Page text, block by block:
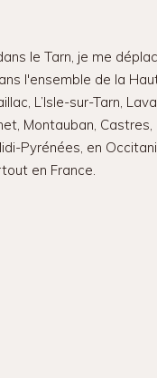
le Tarn, je me
l'ensemble de la
L’Isle-sur-Tarn,
Montauban, Castres,
Pyrénées, en
en France.